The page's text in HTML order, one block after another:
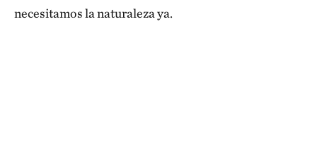
necesitamos la naturaleza ya.